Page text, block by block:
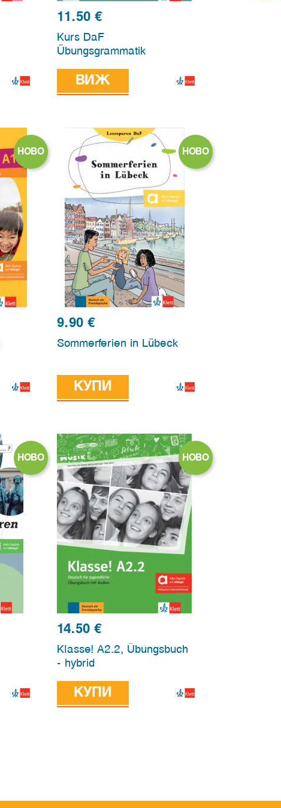
11.50€
Kurs DaF
Übungsgrammatik
ВИЖ
НОВО НОВО
9.90€
Sommerferien in Lübeck
КУПИ
НОВО НОВО
14.50€
Klasse! A2.2, Übungsbuch
- hybrid
КУПИ